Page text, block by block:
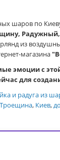
шаров по
Радужный,
из
магазина
эмоции с
для
и радуга из
Троещина, Киев,